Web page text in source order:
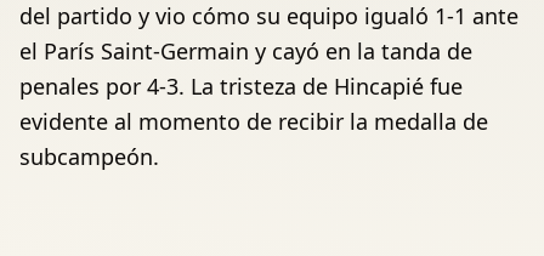
del partido y vio cómo su equipo igualó 1-1 ante
el París Saint-Germain y cayó en la tanda de
penales por 4-3. La tristeza de Hincapié fue
evidente al momento de recibir la medalla de
subcampeón.